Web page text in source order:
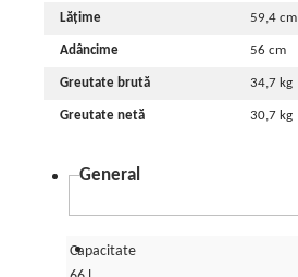
Lățime 59,4 cm
Adâncime 56 cm
Greutate brută 34,7 kg
Greutate netă 30,7 kg
General
Capacitate